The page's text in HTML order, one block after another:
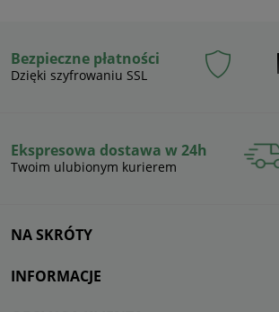
Bezpieczne płatności
Dzięki szyfrowaniu SSL
Ekspresowa dostawa w 24h
Twoim ulubionym kurierem
NA SKRÓTY
INFORMACJE